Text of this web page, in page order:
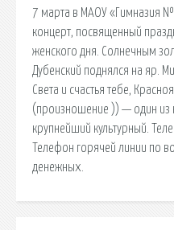
7 марта в МАОУ «Гимназия
концерт, посвященный
женского дня. Солнечным
Дубенский поднялся на яр.
Света и счастья тебе,
(произношение )) — один из
крупнейший культурный.
Телефон горячей линии по
денежных.